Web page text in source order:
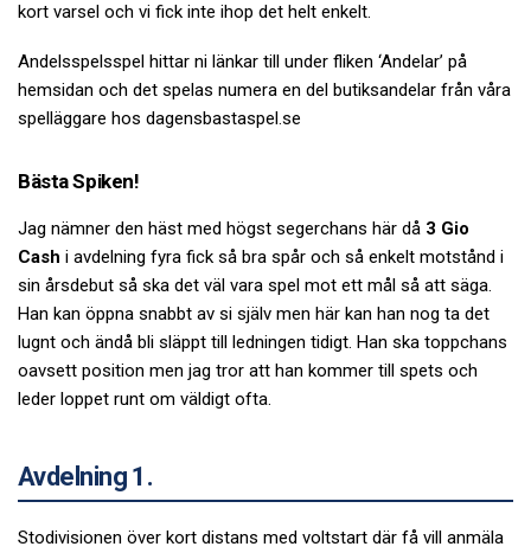
kort varsel och vi fick inte ihop det helt enkelt.
Andelsspelsspel hittar ni länkar till under fliken ‘Andelar’ på
hemsidan och det spelas numera en del butiksandelar från våra
spelläggare hos dagensbastaspel.se
Bästa Spiken!
Jag nämner den häst med högst segerchans här då 3 Gio
Cash i avdelning fyra fick så bra spår och så enkelt motstånd i
sin årsdebut så ska det väl vara spel mot ett mål så att säga.
Han kan öppna snabbt av si själv men här kan han nog ta det
lugnt och ändå bli släppt till ledningen tidigt. Han ska toppchans
oavsett position men jag tror att han kommer till spets och
leder loppet runt om väldigt ofta.
Avdelning 1.
Stodivisionen över kort distans med voltstart där få vill anmäla